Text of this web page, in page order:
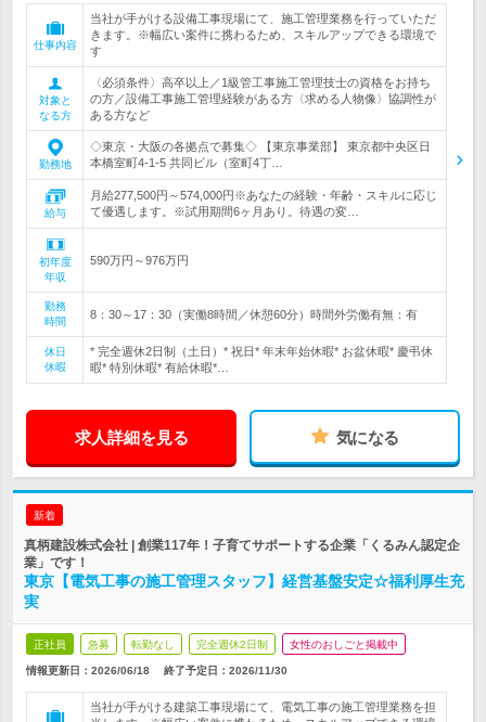
仕事内容
当社が手がける設備工事現場にて、施工管理業務を行っていただ
きます。※幅広い案件に携わるため、スキルアップできる環境で
す
対象と
なる方
〈必須条件〉高卒以上／1級管工事施工管理技士の資格をお持ち
の方／設備工事施工管理経験がある方〈求める人物像〉協調性が
ある方など
勤務地
◇東京・大阪の各拠点で募集◇ 【東京事業部】 東京都中央区日
本橋室町4-1-5 共同ビル（室町4丁…
給与
月給277,500円～574,000円※あなたの経験・年齢・スキルに応じ
て優遇します。※試用期間6ヶ月あり。待遇の変…
初年度
年収
590万円～976万円
勤務
時間
8：30～17：30（実働8時間／休憩60分）時間外労働有無：有
休日
休暇
* 完全週休2日制（土日）* 祝日* 年末年始休暇* お盆休暇* 慶弔休
暇* 特別休暇* 有給休暇*…
求人詳細を見る 気になる
新着
真柄建設株式会社 | 創業117年！子育てサポートする企業「くるみん認定企
業」です！
東京【電気工事の施工管理スタッフ】経営基盤安定☆福利厚生充
実
正社員 急募 転勤なし 完全週休2日制 女性のおしごと掲載中
情報更新日：2026/06/18 終了予定日： 2026/11/30
当社が手がける建築工事現場にて、電気工事の施工管理業務を担